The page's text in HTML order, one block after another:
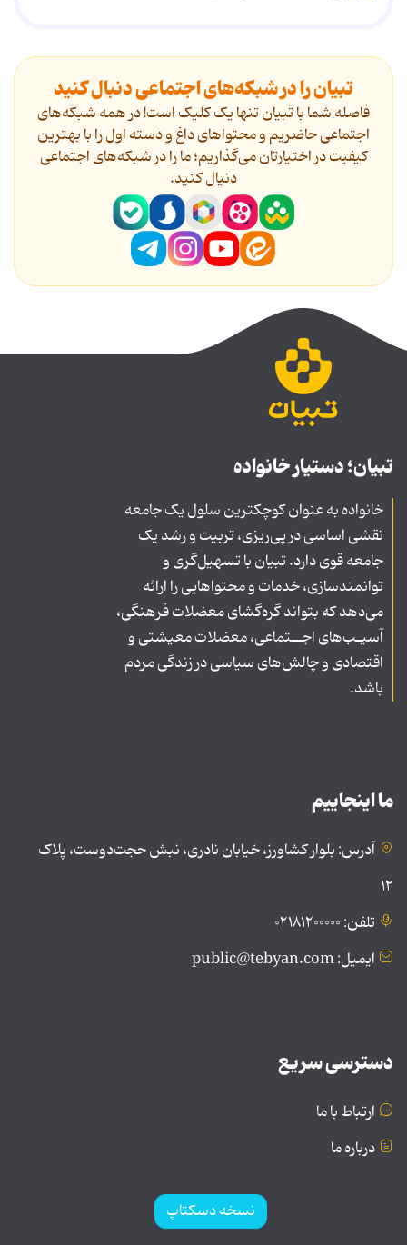
تبیان را در شبکه‌های اجتماعی دنبال کنید
فاصله شما با تبیان تنها یک کلیک است! در همه شبکه‌های
اجتماعی حاضریم و محتواهای داغ و دسته اول را با بهترین
کیفیت در اختیارتان می‌گذاریم؛ ما را در شبکه‌های اجتماعی
دنیال کنید.
تبیان؛ دستیار خانواده
خانواده به عنوان کوچکترین سلول یک جامعه
نقشی اساسی در پی‌ریزی، تربیت و رشد یک
جامعه قوی دارد. تبیان با تسهیل‌گری و
توانمندسازی، خدمات و محتواهایی را ارائه
می‌دهد که بتواند گره‌گشای معضلات فرهنگی،
آسیـب‌های اجــتماعی، معضلات معیشتی و
اقتصادی و چالش‌های سیاسی در زندگی مردم
باشد.
ما اینجاییم
آدرس: بلوار کشاورز، خیابان نادری، نبش حجت‌دوست، پلاک
۱۲
تلفن: ۰۲۱۸۱۲۰۰۰۰۰
ایمیل: public@tebyan.com
دسترسی سریع
ارتباط با ما
درباره ما
نسخه دسکتاپ